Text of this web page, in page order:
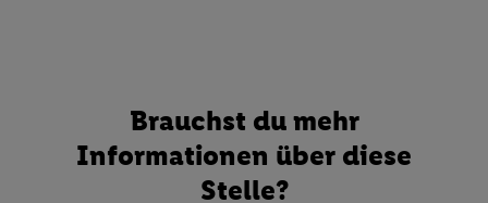
Brauchst du mehr
Informationen über diese
Stelle?